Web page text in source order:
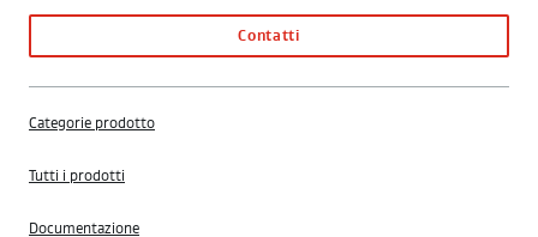
Contatti
Categorie prodotto
Tutti i prodotti
Documentazione